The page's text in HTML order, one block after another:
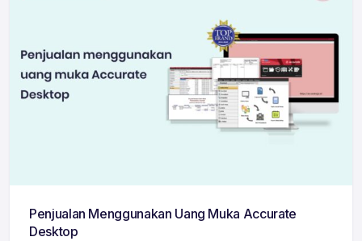
Penjualan Menggunakan Uang Muka Accurate
Desktop